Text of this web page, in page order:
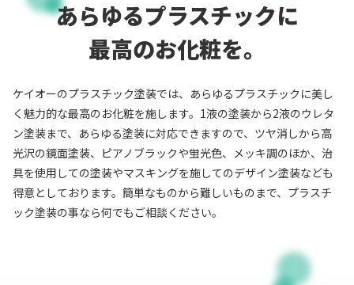
あらゆるプラスチックに
最高のお化粧を。
ケイオーのプラスチック塗装では、あらゆるプラスチックに美し
く魅力的な最高のお化粧を施します。1液の塗装から2液のウレタ
ン塗装まで、あらゆる塗装に対応できますので、ツヤ消しから高
光沢の鏡面塗装、ピアノブラックや蛍光色、メッキ調のほか、治
具を使用しての塗装やマスキングを施してのデザイン塗装なども
得意としております。簡単なものから難しいものまで、プラスチ
ック塗装の事なら何でもご相談ください。